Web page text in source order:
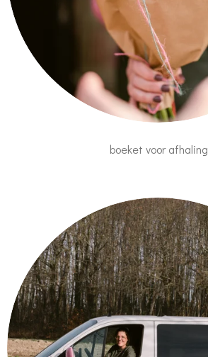
boeket voor afhaling